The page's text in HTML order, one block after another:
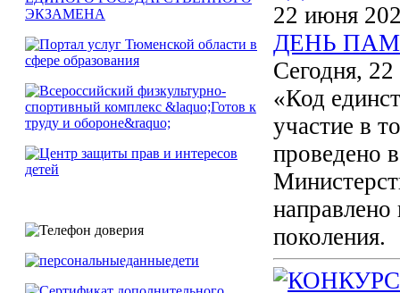
22 июня
ДЕНЬ
Сегодня,
«Код
участие в
проведено
направлено
поколения.